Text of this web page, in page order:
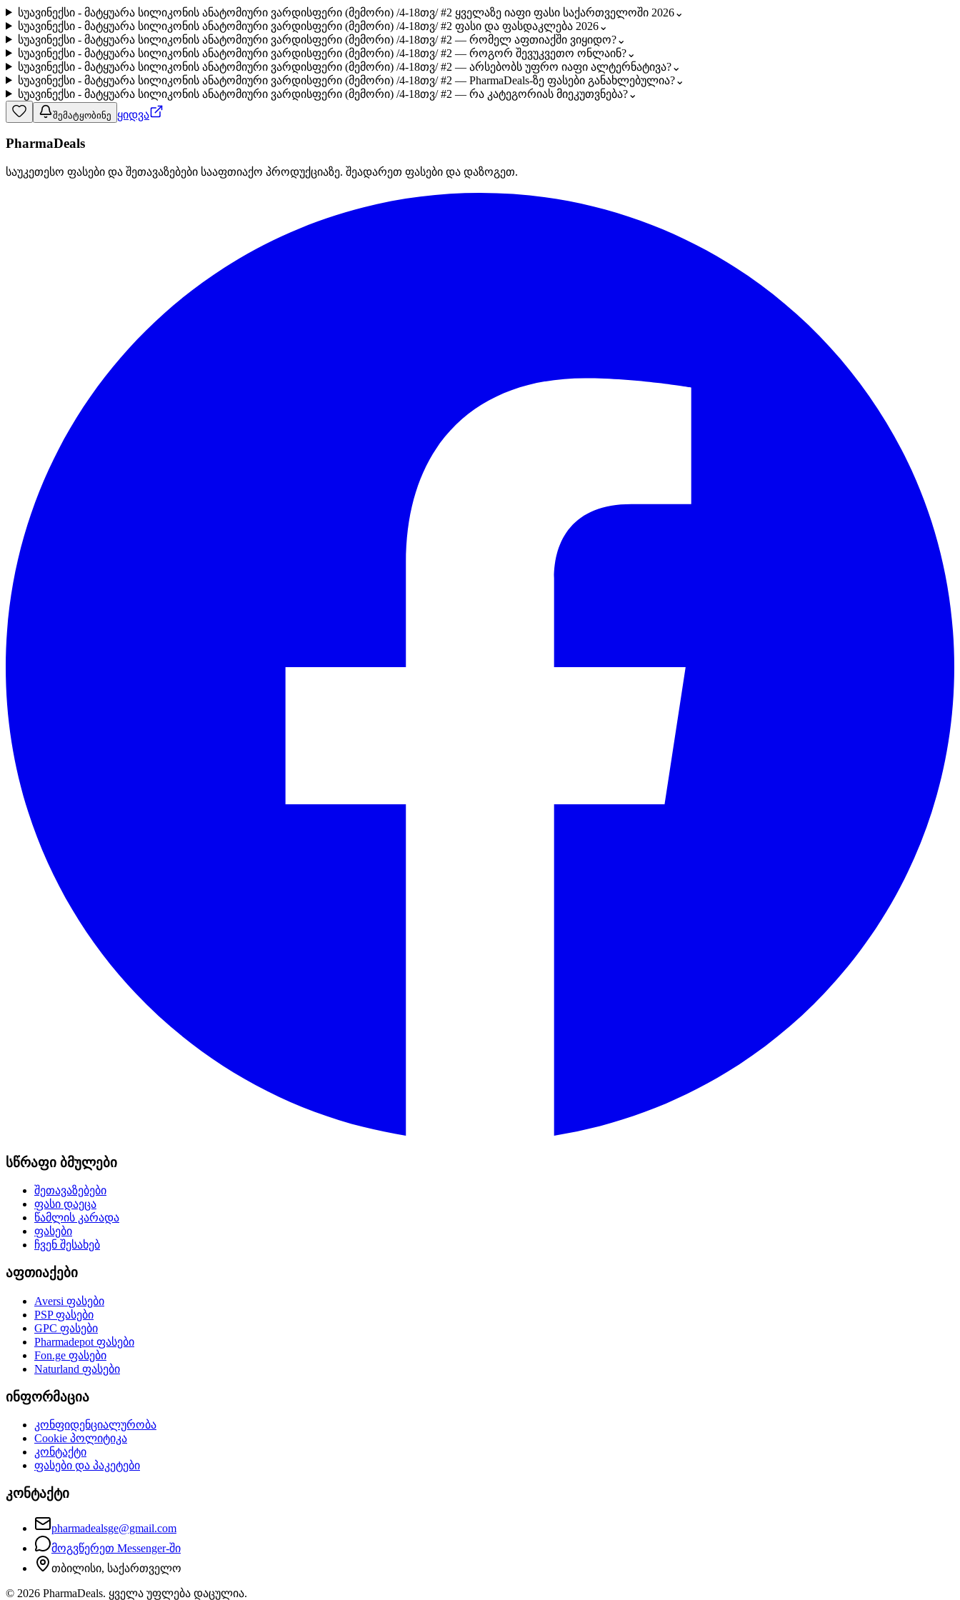
სუავინექსი - მატყუარა სილიკონის ანატომიური ვარდისფერი (მემორი) /4-18თვ/ #2 ყველაზე იაფი ფასი საქართველოში 2026⌄
სუავინექსი - მატყუარა სილიკონის ანატომიური ვარდისფერი (მემორი) /4-18თვ/ #2 ფასი და ფასდაკლება 2026⌄
სუავინექსი - მატყუარა სილიკონის ანატომიური ვარდისფერი (მემორი) /4-18თვ/ #2 — რომელ აფთიაქში ვიყიდო?⌄
სუავინექსი - მატყუარა სილიკონის ანატომიური ვარდისფერი (მემორი) /4-18თვ/ #2 — როგორ შევუკვეთო ონლაინ?⌄
სუავინექსი - მატყუარა სილიკონის ანატომიური ვარდისფერი (მემორი) /4-18თვ/ #2 — არსებობს უფრო იაფი ალტერნატივა?⌄
სუავინექსი - მატყუარა სილიკონის ანატომიური ვარდისფერი (მემორი) /4-18თვ/ #2 — PharmaDeals-ზე ფასები განახლებულია?⌄
სუავინექსი - მატყუარა სილიკონის ანატომიური ვარდისფერი (მემორი) /4-18თვ/ #2 — რა კატეგორიას მიეკუთვნება?⌄
შემატყობინე ყიდვა
PharmaDeals
საუკეთესო ფასები და შეთავაზებები სააფთიაქო პროდუქციაზე. შეადარეთ ფასები და დაზოგეთ.
სწრაფი ბმულები
შეთავაზებები
ფასი დაეცა
წამლის კარადა
ფასები
ჩვენ შესახებ
აფთიაქები
Aversi ფასები
PSPფასები
GPC ფასები
Pharmadepot ფასები
Fon.ge ფასები
Naturland ფასები
ინფორმაცია
კონფიდენციალურობა
Cookie პოლიტიკა
კონტაქტი
ფასები და პაკეტები
კონტაქტი
pharmadealsge@gmail.com
მოგვწერეთ Messenger-ში
თბილისი, საქართველო
© 2026 PharmaDeals. ყველა უფლება დაცულია.